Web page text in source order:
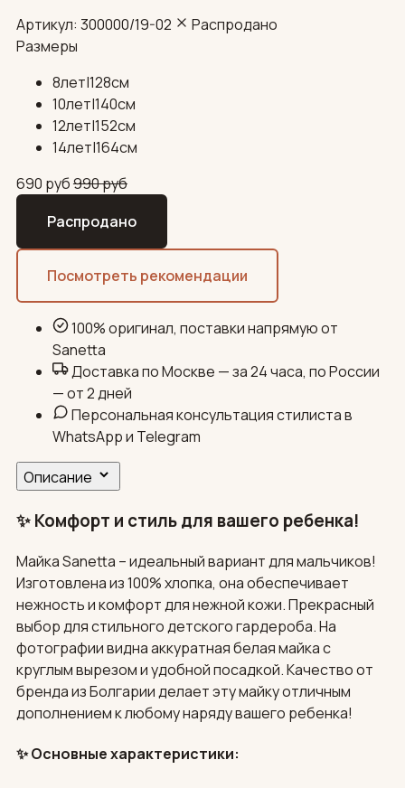
Артикул: 300000/19-02
Распродано
Размеры
8лет|128см
10лет|140см
12лет|152см
14лет|164см
690 руб990руб
Распродано
Посмотреть рекомендации
100% оригинал, поставки напрямую от
Sanetta
Доставка по Москве — за 24 часа, по России
— от 2 дней
Персональная консультация стилиста в
WhatsApp и Telegram
Описание
✨ Комфорт и стиль для вашего ребенка!
Майка Sanetta – идеальный вариант для мальчиков!
Изготовлена из 100% хлопка, она обеспечивает
нежность и комфорт для нежной кожи. Прекрасный
выбор для стильного детского гардероба. На
фотографии видна аккуратная белая майка с
круглым вырезом и удобной посадкой. Качество от
бренда из Болгарии делает эту майку отличным
дополнением к любому наряду вашего ребенка!
✨ Основные характеристики: